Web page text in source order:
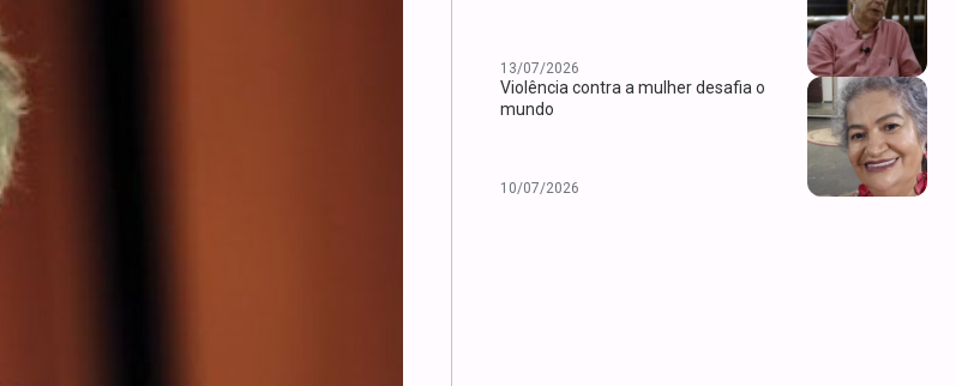
13/07/2026
Violência contra a mulher desafia o
mundo
10/07/2026